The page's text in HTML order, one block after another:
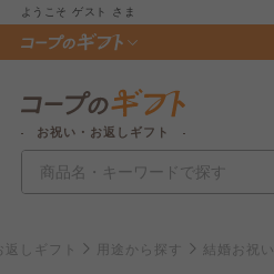
ようこそ ゲスト さま
お祝い・お返しギフト
しギフト 用途から探す 結婚お祝い